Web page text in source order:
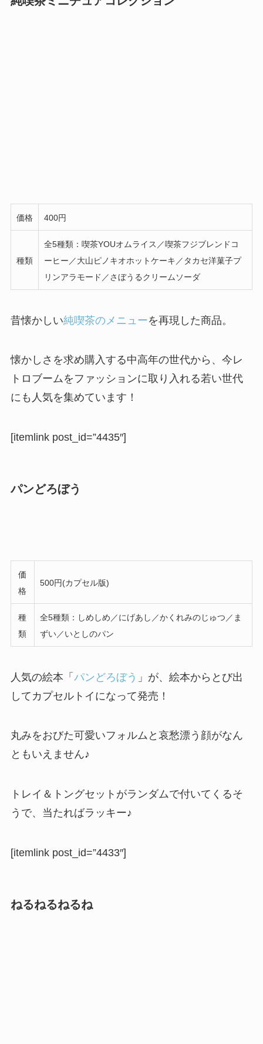
価格 400円
種類
全5種類：喫茶YOUオムライス／喫茶フジブレンドコ
ーヒー／大山ピノキオホットケーキ／タカセ洋菓子プ
リンアラモード／さぼうるクリームソーダ
昔懐かしい純喫茶のメニューを再現した商品。
懐かしさを求め購入する中高年の世代から、今レ
トロブームをファッションに取り入れる若い世代
にも人気を集めています！
[itemlink post_id=”4435″]
パンどろぼう
価
格
500円(カプセル版)
種
類
全5種類：しめしめ／にげあし／かくれみのじゅつ／ま
ずい／いとしのパン
人気の絵本「 パンどろぼう 」が、絵本からとび出
してカプセルトイになって発売！
丸みをおびた可愛いフォルムと哀愁漂う顔がなん
ともいえません♪
トレイ＆トングセットがランダムで付いてくるそ
うで、当たればラッキー♪
[itemlink post_id=”4433″]
ねるねるねるね